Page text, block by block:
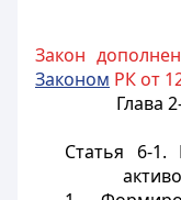
Закон
Законом РК от
Глава
Статья 6-